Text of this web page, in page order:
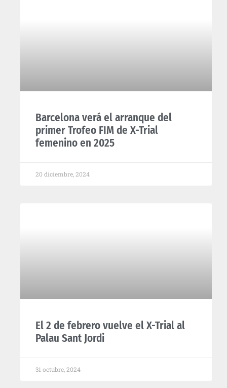
Barcelona verá el arranque del
primer Trofeo FIM de X-Trial
femenino en 2025
20 diciembre, 2024
El 2 de febrero vuelve el X-Trial al
Palau Sant Jordi
31 octubre, 2024